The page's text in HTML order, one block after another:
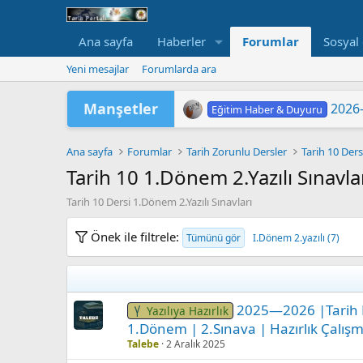
Ana sayfa Haberler Forumlar
Yeni mesajlar Forumlarda ara
Manşetler
Eğitim Haber & Duyuru
Eğitim Haber & Duyuru
Eğitim Haber & Duyuru
Eğitim Haber & Duyuru LGS
TÜRKİYE YÜZYILI
Eğitim Haber & Duyuru
2026 Yükseköğretim
Eğitim Haber & Duyuru
Eğitim Haber & Duyuru
2026 HAZİRAN DÖNEMİ
Ana sayfa Forumlar Tarih Zorunlu Dersler Tarih 10
Tarih 10 1.Dönem 2.Yazılı
Tarih 10 Dersi 1.Dönem 2.Yazılı Sınavları
Önek ile filtrele: Tümünü gör I.Dönem 2.yazılı (7)
Yazılıya Hazırlık 2025—2026 |Tarih
1.Dönem | 2.Sınava | Hazırlık
Talebe 2 Aralık 2025